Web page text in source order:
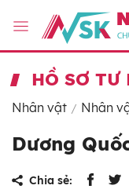
HỒ SƠ TƯ
Nhân vật Nhân
Dương
Chia sẻ: